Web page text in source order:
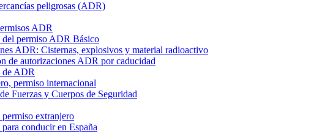
peligrosas (ADR)
ADR
del permiso ADR Básico
ADR: Cisternas, explosivos y material radioactivo
de autorizaciones ADR por caducidad
ADR
permiso internacional
Fuerzas y Cuerpos de Seguridad
extranjero
conducir en España